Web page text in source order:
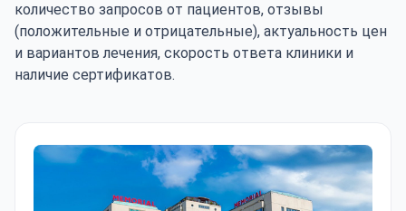
количество запросов от пациентов, отзывы
(положительные и отрицательные), актуальность цен
и вариантов лечения, скорость ответа клиники и
наличие сертификатов.